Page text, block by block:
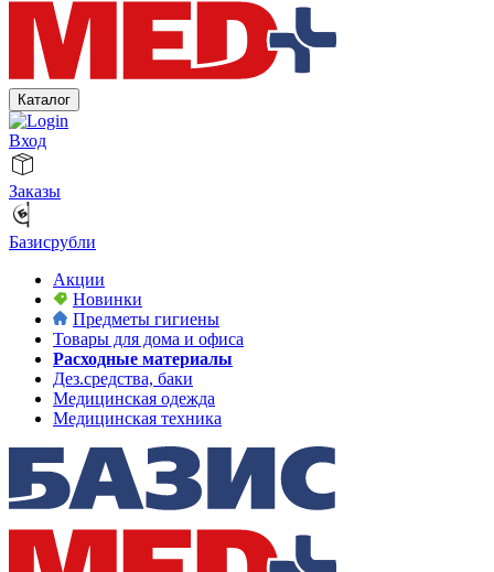
Каталог
Вход
Заказы
Базисрубли
Акции
Новинки
Предметы гигиены
Товары для дома и офиса
Расходные материалы
Дез.средства, баки
Медицинская одежда
Медицинская техника